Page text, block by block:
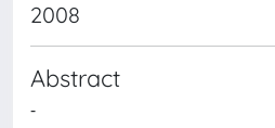
2008
Abstract
-